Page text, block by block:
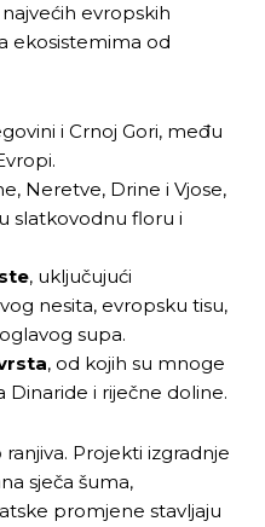
evropskih
ekosistemima od
i Crnoj Gori, među
Neretve, Drine i Vjose,
slatkovodnu floru i
, uključujući
nesita, evropsku tisu,
supa.
, od kojih su mnoge
i riječne doline.
Projekti izgradnje
sječa šuma,
promjene stavljaju